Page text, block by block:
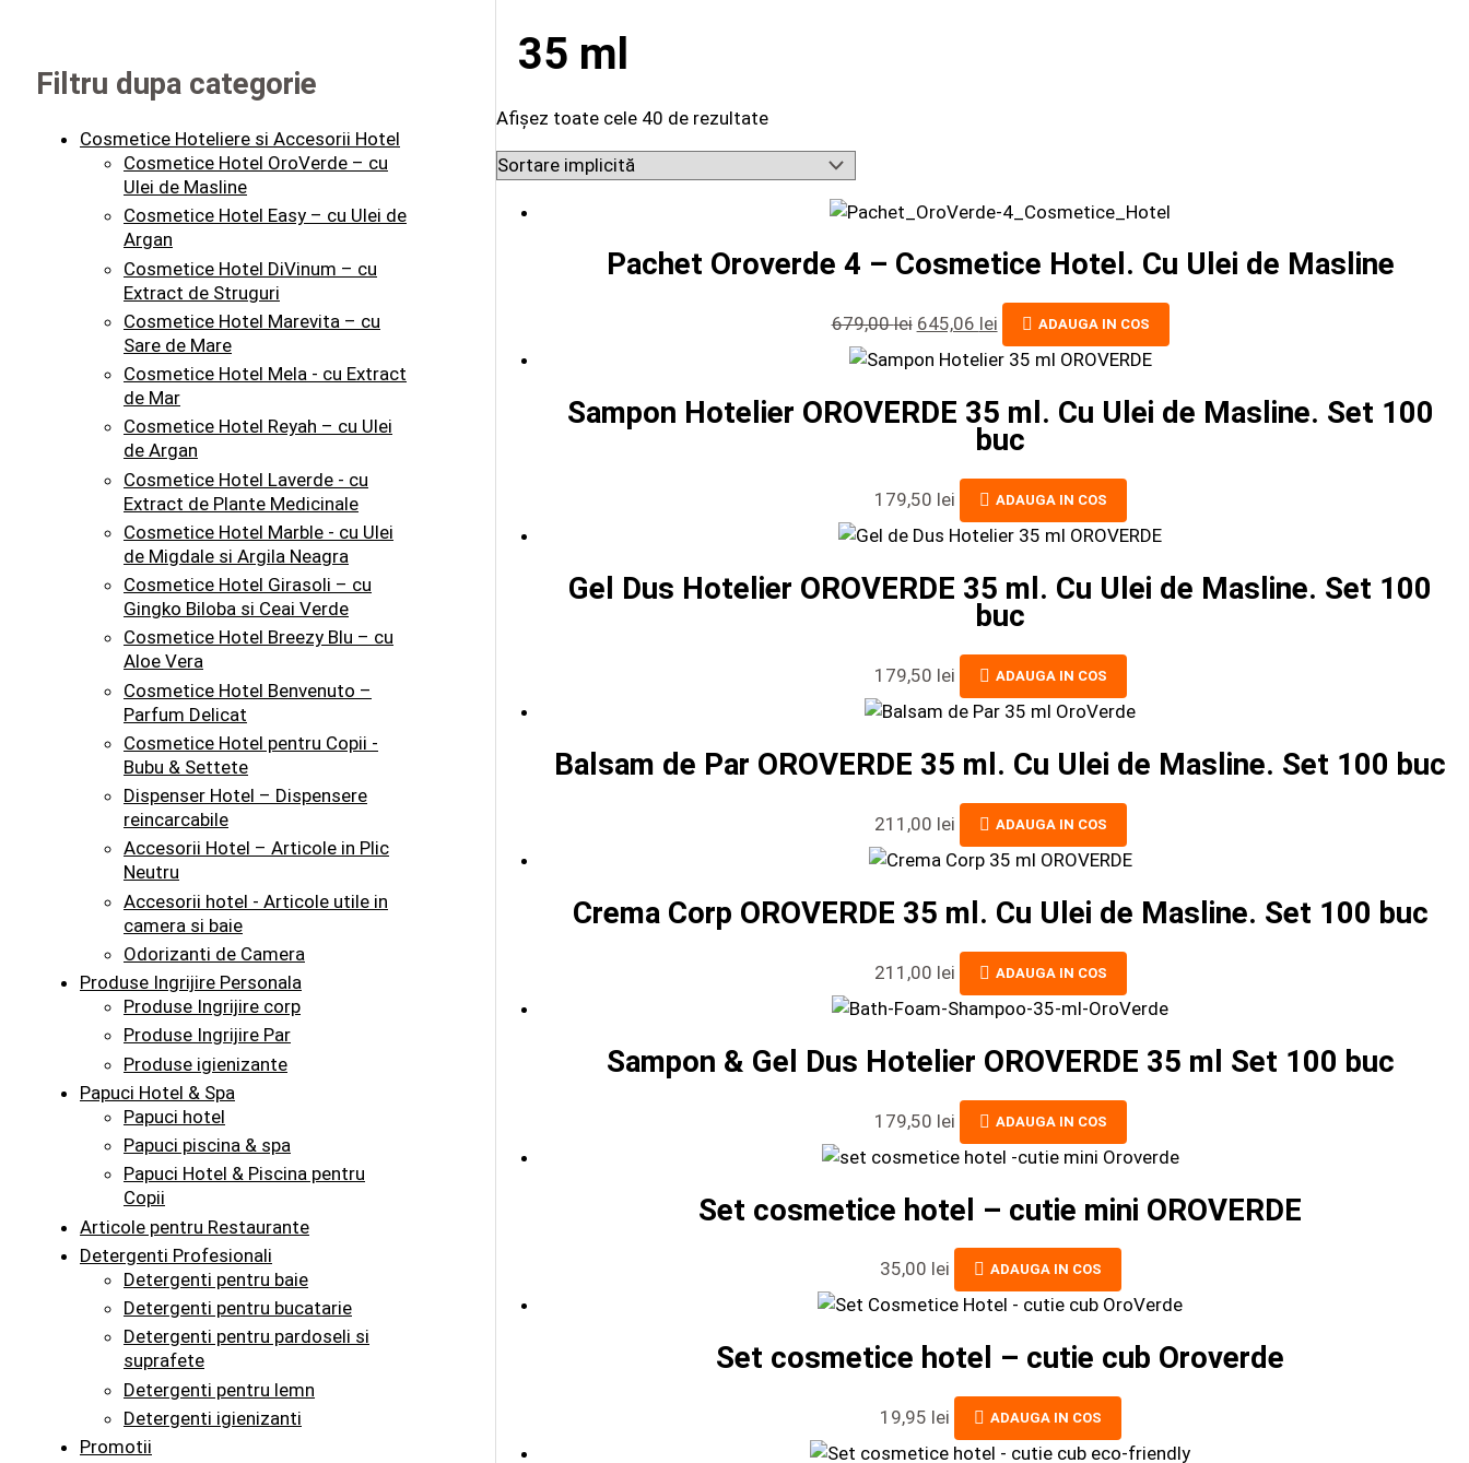
Filtru dupa categorie
Cosmetice Hoteliere si Accesorii Hotel
Cosmetice Hotel OroVerde – cu
Ulei de Masline
Cosmetice Hotel Easy – cu Ulei de
Argan
Cosmetice Hotel DiVinum – cu
Extract de Struguri
Cosmetice Hotel Marevita – cu
Sare de Mare
Cosmetice Hotel Mela - cu Extract
de Mar
Cosmetice Hotel Reyah – cu Ulei
de Argan
Cosmetice Hotel Laverde - cu
Extract de Plante Medicinale
Cosmetice Hotel Marble - cu Ulei
de Migdale si Argila Neagra
Cosmetice Hotel Girasoli – cu
Gingko Biloba si Ceai Verde
Cosmetice Hotel Breezy Blu – cu
Aloe Vera
Cosmetice Hotel Benvenuto –
Parfum Delicat
Cosmetice Hotel pentru Copii -
Bubu & Settete
Dispenser Hotel – Dispensere
reincarcabile
Accesorii Hotel – Articole in Plic
Neutru
Accesorii hotel - Articole utile in
camera si baie
Odorizanti de Camera
Produse Ingrijire Personala
Produse Ingrijire corp
Produse Ingrijire Par
Produse igienizante
Papuci Hotel & Spa
Papuci hotel
Papuci piscina & spa
Papuci Hotel & Piscina pentru
Copii
Articole pentru Restaurante
Detergenti Profesionali
Detergenti pentru baie
Detergenti pentru bucatarie
Detergenti pentru pardoseli si
suprafete
Detergenti pentru lemn
Detergenti igienizanti
Promotii
35 ml
Afișez toate cele 40 de rezultate
Pachet Oroverde 4 – Cosmetice Hotel. Cu Ulei de Masline
679,00lei 645,06 lei ADAUGA IN COS
Sampon Hotelier OROVERDE 35 ml. Cu Ulei de Masline. Set 100
buc
179,50 lei ADAUGA IN COS
Gel Dus Hotelier OROVERDE 35 ml. Cu Ulei de Masline. Set 100
buc
179,50 lei ADAUGA IN COS
Balsam de Par OROVERDE 35 ml. Cu Ulei de Masline. Set 100 buc
211,00 lei ADAUGA IN COS
Crema Corp OROVERDE 35 ml. Cu Ulei de Masline. Set 100 buc
211,00 lei ADAUGA IN COS
Sampon & Gel Dus Hotelier OROVERDE 35 ml Set 100 buc
179,50 lei ADAUGA IN COS
Set cosmetice hotel – cutie mini OROVERDE
35,00 lei ADAUGA IN COS
Set cosmetice hotel – cutie cub Oroverde
19,95 lei ADAUGA IN COS